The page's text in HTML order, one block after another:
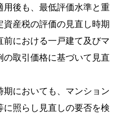
用後も、最低評価水準と重
産税の評価の見直し時期
における一戸建て及びマ
取引価格に基づいて見直
期においても、マンション
照らし見直しの要否を検